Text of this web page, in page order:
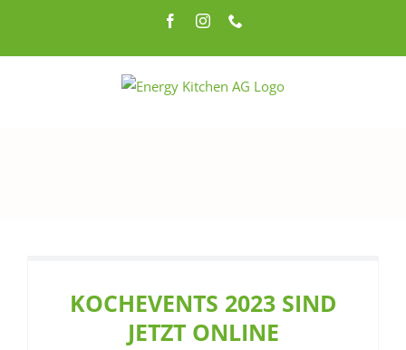
springen
FacebookInstagram
KOCHEVENTS 2023 SIND
JETZT ONLINE